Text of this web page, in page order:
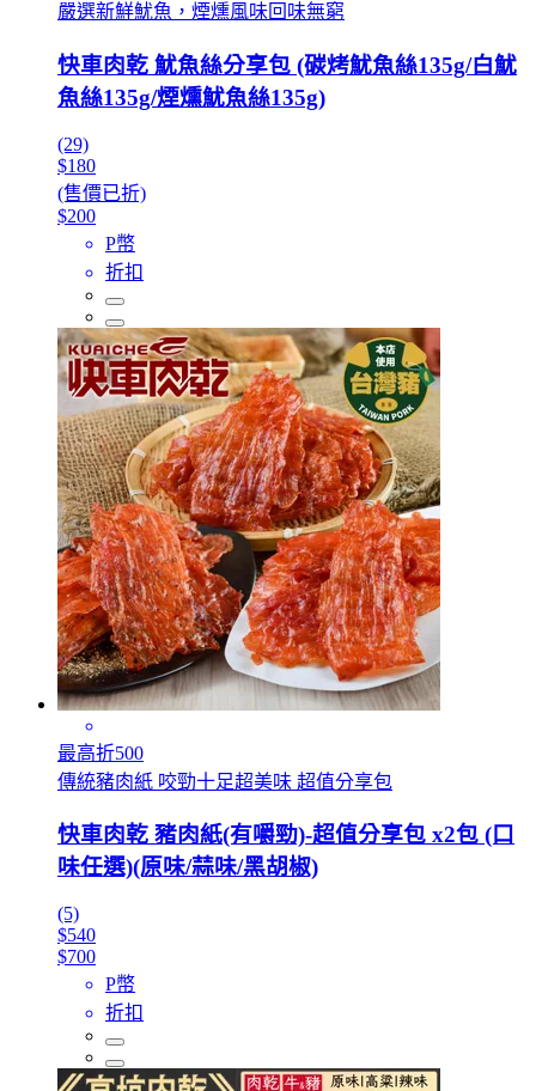
嚴選新鮮魷魚，煙燻風味回味無窮
快車肉乾 魷魚絲分享包 (碳烤魷魚絲135g/白魷
魚絲135g/煙燻魷魚絲135g)
(29)
$180
(售價已折)
$200
P幣
折扣
最高折500
傳統豬肉紙 咬勁十足超美味 超值分享包
快車肉乾 豬肉紙(有嚼勁)-超值分享包 x2包 (口
味任選)(原味/蒜味/黑胡椒)
(5)
$540
$700
P幣
折扣